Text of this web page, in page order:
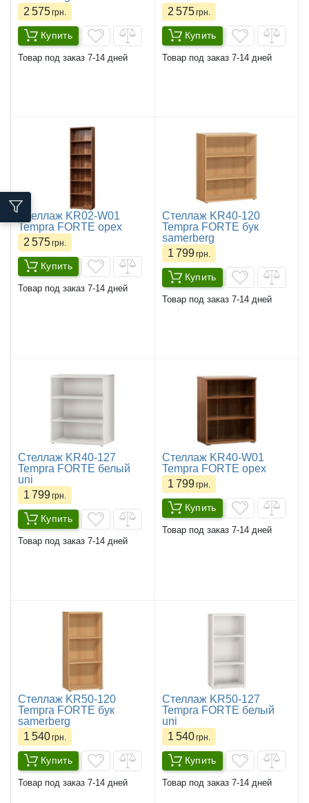
2 575грн.
Купить
Товар под заказ 7-14 дней
2 575грн.
Купить
Товар под заказ 7-14 дней
Стеллаж KR02-W01
Tempra FORTE орех
2 575грн.
Купить
Товар под заказ 7-14 дней
Стеллаж KR40-120
Tempra FORTE бук
samerberg
1 799грн.
Купить
Товар под заказ 7-14 дней
Стеллаж KR40-127
Tempra FORTE белый
uni
1 799грн.
Купить
Товар под заказ 7-14 дней
Стеллаж KR40-W01
Tempra FORTE орех
1 799грн.
Купить
Товар под заказ 7-14 дней
Стеллаж KR50-120
Tempra FORTE бук
samerberg
1 540грн.
Купить
Товар под заказ 7-14 дней
Стеллаж KR50-127
Tempra FORTE белый
uni
1 540грн.
Купить
Товар под заказ 7-14 дней